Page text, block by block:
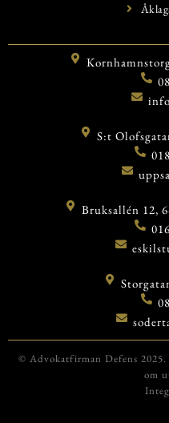
S:t
Bruksallén 12,
© Advokatfirman Defens
om